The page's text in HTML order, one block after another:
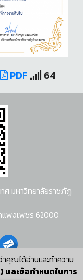
PDF 64
คุณได้อ่านและทำความ
และข้อกำหนดในการ
ศ มหาวิทยาลัยราชภัฏ
แพงเพชร 62000
ผกา